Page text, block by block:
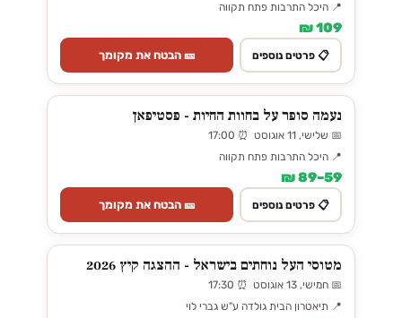
📍 היכל התרבות פתח תקווה
109 ₪
📋 פרטים נוספים 🎫 הבטח את מקומך
נעמה סופר על בחוות החיות - פסטיפאן
📅 שלישי, 11 אוגוסט ⏰ 17:00
📍 היכל התרבות פתח תקווה
59–89 ₪
📋 פרטים נוספים 🎫 הבטח את מקומך
מטוסי העל נוחתים בישראל - ההצגה קיץ 2026
📅 חמישי, 13 אוגוסט ⏰ 17:30
📍 תיאטרון הבית גולדה ע"ש גברי לוי